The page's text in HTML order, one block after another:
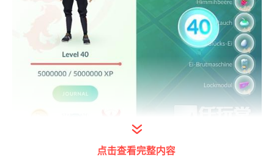
这位外国玩家后来分享了他的升级经验，他平
点击查看完整内容